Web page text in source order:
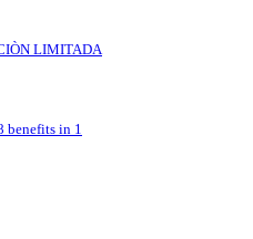
LIMITADA
benefits in 1